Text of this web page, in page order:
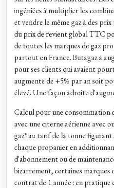
ingéniées à multiplier les
et vendre le même gaz à des
du prix de revient global TTC
de toutes les marques de gaz
partout en France. Butagaz a
pour ses clients qui avaient
augmente de +5% par an soit
élevé. Une façon adroite
Calcul pour une consommation
avec une citerne aérienne avec
gaz* au tarif de la tonne figurant
chaque propanier en
d'abonnement ou de
bizarrement, certaines marques
contrat de 1 année : en